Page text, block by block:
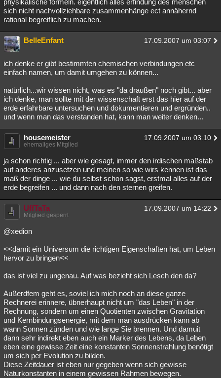
physikalische formeln. eigentlich alles erfindung des menschen
sich nicht nachvollziehbare zusammenhänge ect annähernd
rational begreiflich zu machen.
BelleEnfant 17.09.2007 um 03:07
ich denke er gibt bestimmten chemischen verbindungen etc
einfach namen, um damit umgehen zu können...
natürlich...wir wissen nicht, was es "da draußen" noch gibt... aber
ich denke, man sollte mit der wissenschaft erst das hier auf der
erde erfahrbare untersuchen und dokumentieren und ergründen..
und wenn man das verstanden hat, kann man weiter denken...
housemeister 17.09.2007 um 03:10
ehemaliges Mitglied
ja schon richtig ... aber wie gesagt, immer den irdischen maßstab
auf anderes anzusetzen und meinen so wie wirs kennen ist das
maß der dinge ... wie du selbst schon sagst, erstmal alles auf der
erde begreifen ... und dann nach den sternen greifen.
UffTaTa 17.09.2007 um 14:22
Mitglied gesperrt
@xedion
<<damit ein Universum die richtigen Eigenschaften hat, um Leben
hervor zu bringen<<
das ist viel zu ungenau. Auf was bezieht sich Lesch den da?
Außerdfem geht es, soviel ich mich noch an diese ganze
Rechnerei erinnere, übnerhaupt nicht um "das Leben" in der
Rechnung, sondern um einen Quotienten zwischen Gravitation
und Kernbindungsenergie, mit dem man ausdrücken kann ab
wann Sonnen zünden und wie lange Sie brennen. Und damuit
dann sehr indirekt eben auch ein Marker des Lebens, da Leben
eben eine gewisse Zeit eine konstanten Sonnenstrahlung benötigt
um sich per Evolution zu bilden.
Diese Zeitdauer ist eben nur gegeben wenn sich gewisse
Naturkonstanten in einem gewissen Rahmen bewegen.